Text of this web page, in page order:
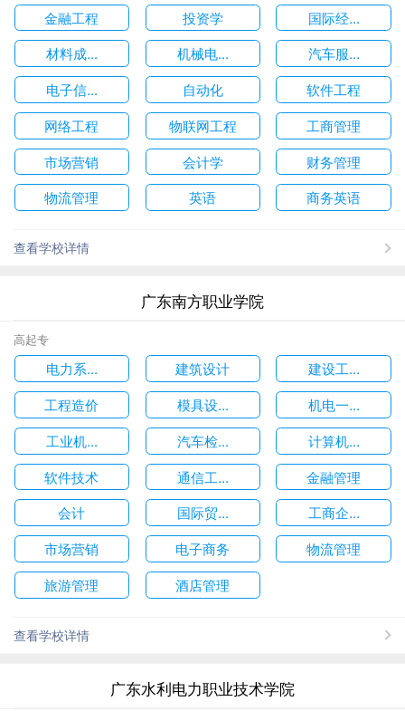
金融工程 投资学
国际经...
材料成...
机械电...
汽车服...
电子信...
自动化
软件工程
网络工程
物联网工程
工商管理
市场营销
会计学
财务管理
物流管理
英语 商务英语
查看学校详情
广东南方职业学院
高起专
电力系... 建筑设计
建设工...
工程造价
模具设...
机电一...
工业机...
汽车检...
计算机...
软件技术
通信工...
金融管理
会计
国际贸...
工商企...
市场营销
电子商务
物流管理
旅游管理
酒店管理
查看学校详情
广东水利电力职业技术学院